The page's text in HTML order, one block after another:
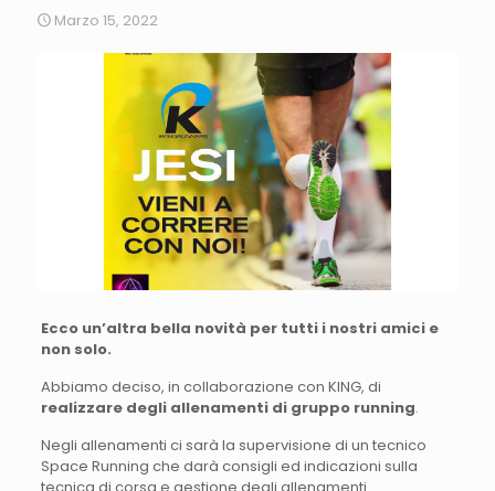
Marzo 15, 2022
Ecco un’altra bella novità per tutti i nostri amici e
non solo.
Abbiamo deciso, in collaborazione con KING, di
realizzare degli allenamenti di gruppo running.
Negli allenamenti ci sarà la supervisione di un tecnico
Space Running che darà consigli ed indicazioni sulla